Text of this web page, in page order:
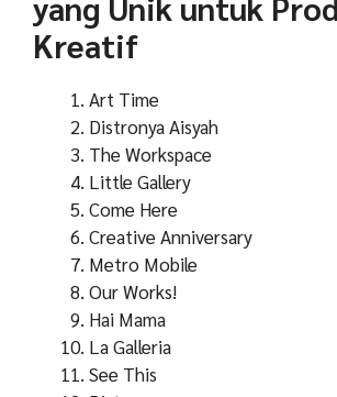
Kreatif
Art Time
Distronya Aisyah
The Workspace
Little Gallery
Come Here
Creative Anniversary
Metro Mobile
Our Works!
Hai Mama
La Galleria
See This